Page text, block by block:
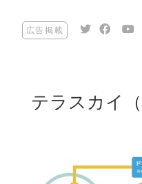
広告掲載
テラスカイ（